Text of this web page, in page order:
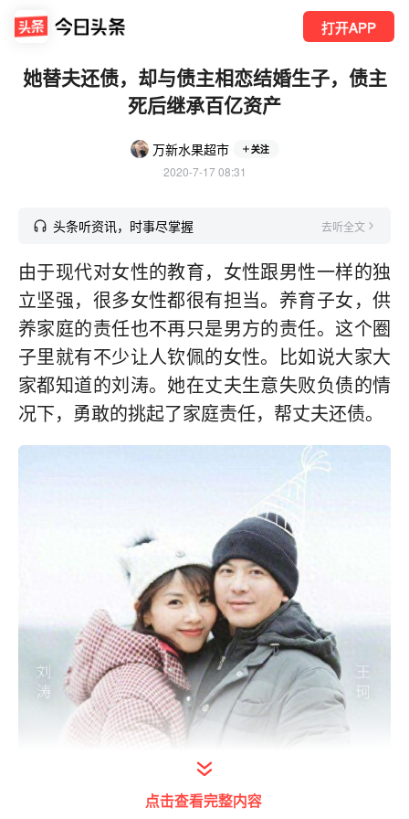
打开APP
她替夫还债，却与债主相恋结婚生子，债主
死后继承百亿资产
万新水果超市 关注
2020-7-17 08:31
头条听资讯，时事尽掌握 去听全文
由于现代对女性的教育，女性跟男性一样的独
立坚强，很多女性都很有担当。养育子女，供
养家庭的责任也不再只是男方的责任。这个圈
子里就有不少让人钦佩的女性。比如说大家大
家都知道的刘涛。她在丈夫生意失败负债的情
况下，勇敢的挑起了家庭责任，帮丈夫还债。
点击查看完整内容